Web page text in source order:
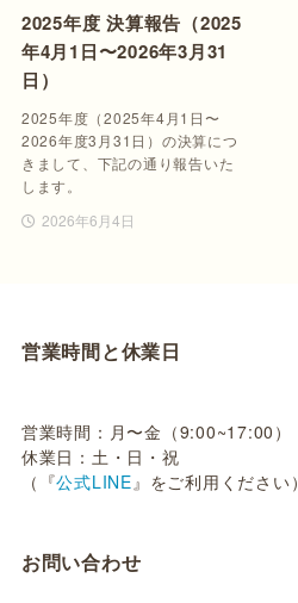
2025年度 決算報告（2025
年4月1日〜2026年3月31
日）
2025年度（2025年4月1日〜
2026年度3月31日）の決算につ
きまして、下記の通り報告いた
します。
2026年6月4日
営業時間と休業日
営業時間：月〜金（9:00~17:00）
休業日：土・日・祝
（『公式LINE 』をご利用ください）
お問い合わせ